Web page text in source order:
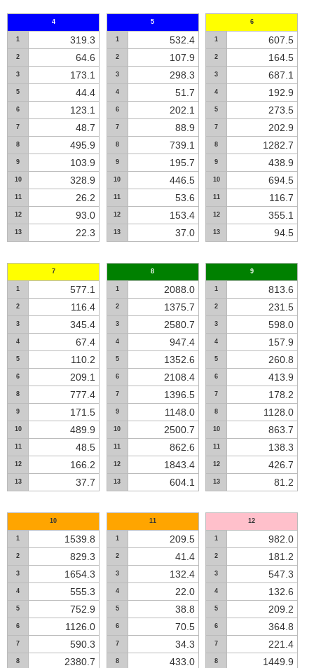
4
1 319.3
2 64.6
3 173.1
5 44.4
6 123.1
7 48.7
8 495.9
9 103.9
10 328.9
11 26.2
12 93.0
13 22.3
5
1 532.4
2 107.9
3 298.3
4 51.7
6 202.1
7 88.9
8 739.1
9 195.7
10 446.5
11 53.6
12 153.4
13 37.0
6
1 607.5
2 164.5
3 687.1
4 192.9
5 273.5
7 202.9
8 1282.7
9 438.9
10 694.5
11 116.7
12 355.1
13 94.5
7
1 577.1
2 116.4
3 345.4
4 67.4
5 110.2
6 209.1
8 777.4
9 171.5
10 489.9
11 48.5
12 166.2
13 37.7
8
1 2088.0
2 1375.7
3 2580.7
4 947.4
5 1352.6
6 2108.4
7 1396.5
9 1148.0
10 2500.7
11 862.6
12 1843.4
13 604.1
9
1 813.6
2 231.5
3 598.0
4 157.9
5 260.8
6 413.9
7 178.2
8 1128.0
10 863.7
11 138.3
12 426.7
13 81.2
10
1 1539.8
2 829.3
3 1654.3
4 555.3
5 752.9
6 1126.0
7 590.3
8 2380.7
11
1 209.5
2 41.4
3 132.4
4 22.0
5 38.8
6 70.5
7 34.3
8 433.0
12
1 982.0
2 181.2
3 547.3
4 132.6
5 209.2
6 364.8
7 221.4
8 1449.9